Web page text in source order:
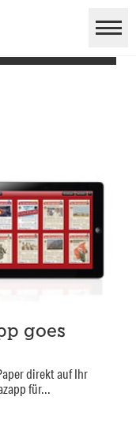
goes
direkt auf Ihr
für...